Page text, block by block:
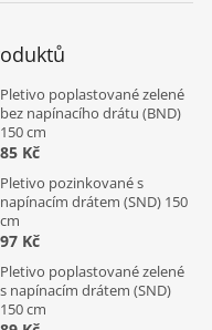
Pletivo poplastované zelené
bez napínacího drátu (BND)
150 cm
85 Kč
Pletivo pozinkované s
napínacím drátem (SND) 150
cm
97 Kč
Pletivo poplastované zelené
s napínacím drátem (SND)
150 cm